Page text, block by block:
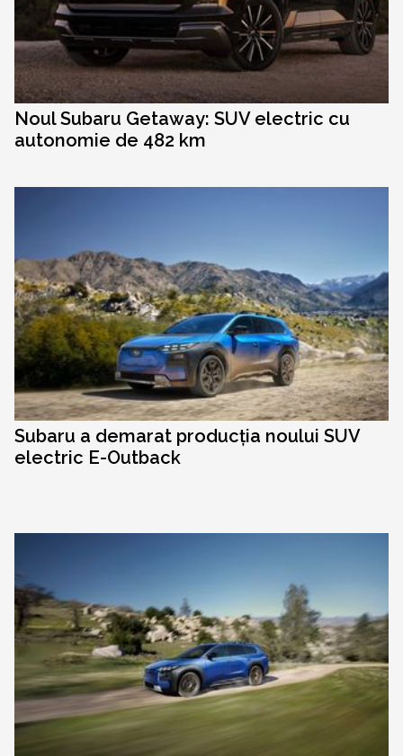
Noul Subaru Getaway: SUV electric cu
autonomie de 482 km
Subaru a demarat producția noului SUV
electric E-Outback